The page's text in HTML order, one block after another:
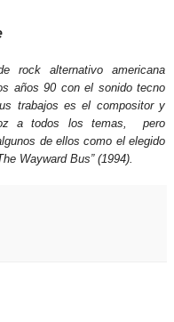
rock alternativo americana
años 90 con el sonido tecno
trabajos es el compositor y
a todos los temas, pero
de ellos como el elegido
Wayward Bus” (1994).